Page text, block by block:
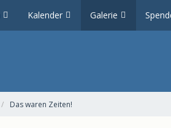
Kalender Galerie
Das waren Zeiten!